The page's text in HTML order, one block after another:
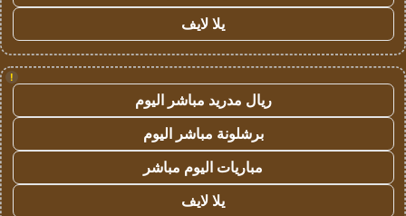
يلا لايف
!
ريال مدريد مباشر اليوم
برشلونة مباشر اليوم
مباريات اليوم مباشر
يلا لايف